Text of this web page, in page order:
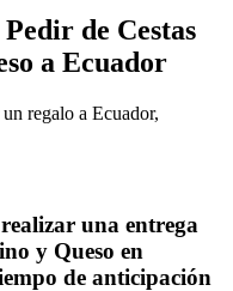
de Cestas
a Ecuador
regalo a Ecuador,
una entrega
y Queso en
de anticipación